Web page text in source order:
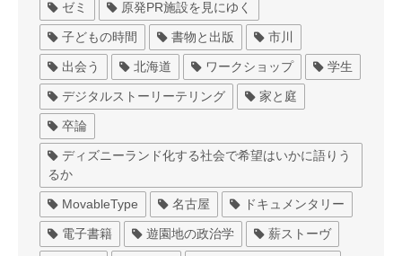
ゼミ 原発PR施設を見にゆく
子どもの時間 書物と出版 市川
出会う 北海道 ワークショップ 学生
デジタルストーリーテリング 家と庭
卒論
ディズニーランド化する社会で希望はいかに語りう
るか
MovableType 名古屋 ドキュメンタリー
電子書籍 遊園地の政治学 薪ストーヴ